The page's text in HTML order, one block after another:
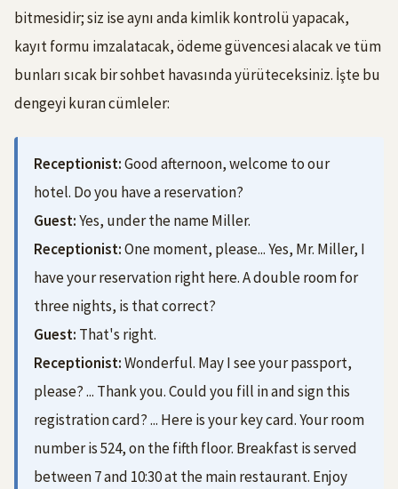
bitmesidir; siz ise aynı anda kimlik kontrolü yapacak,
kayıt formu imzalatacak, ödeme güvencesi alacak ve tüm
bunları sıcak bir sohbet havasında yürüteceksiniz. İşte bu
dengeyi kuran cümleler:
Receptionist:Good afternoon, welcome to our
hotel. Do you have a reservation?
Guest:Yes, under the name Miller.
Receptionist:One moment, please... Yes, Mr. Miller, I
have your reservation right here. A double room for
three nights, is that correct?
Guest: That's right.
Receptionist:Wonderful. May I see your passport,
please? ... Thank you. Could you fill in and sign this
registration card? ... Here is your key card. Your room
number is 524, on the fifth floor. Breakfast is served
between 7 and 10:30 at the main restaurant. Enjoy